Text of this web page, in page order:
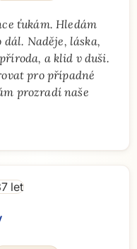
ťukám. Hledám
Naděje, láska,
a klid v duši.
pro případné
prozradí naše